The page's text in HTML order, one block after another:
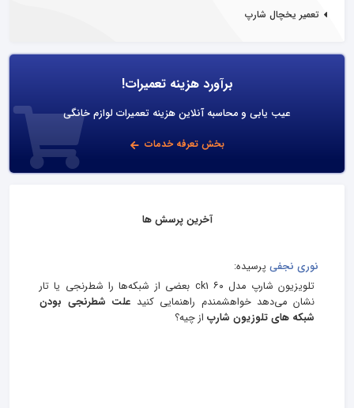
تعمیر یخچال شارپ
برآورد هزینه تعمیرات!
عیب یابی و محاسبه آنلاین هزینه تعمیرات لوازم خانگی
بخش تعرفه خدمات
آخرین پرسش ها
نوری نجفی پرسیده:
تلویزیون شارپ مدل ۶۰ ck1 بعضی از شبکه‌ها را شطرنجی یا تار
نشان می‌دهد خواهشمندم راهنمایی کنید علت شطرنجی بودن
شبکه های تلوزیون شارپ از چیه؟